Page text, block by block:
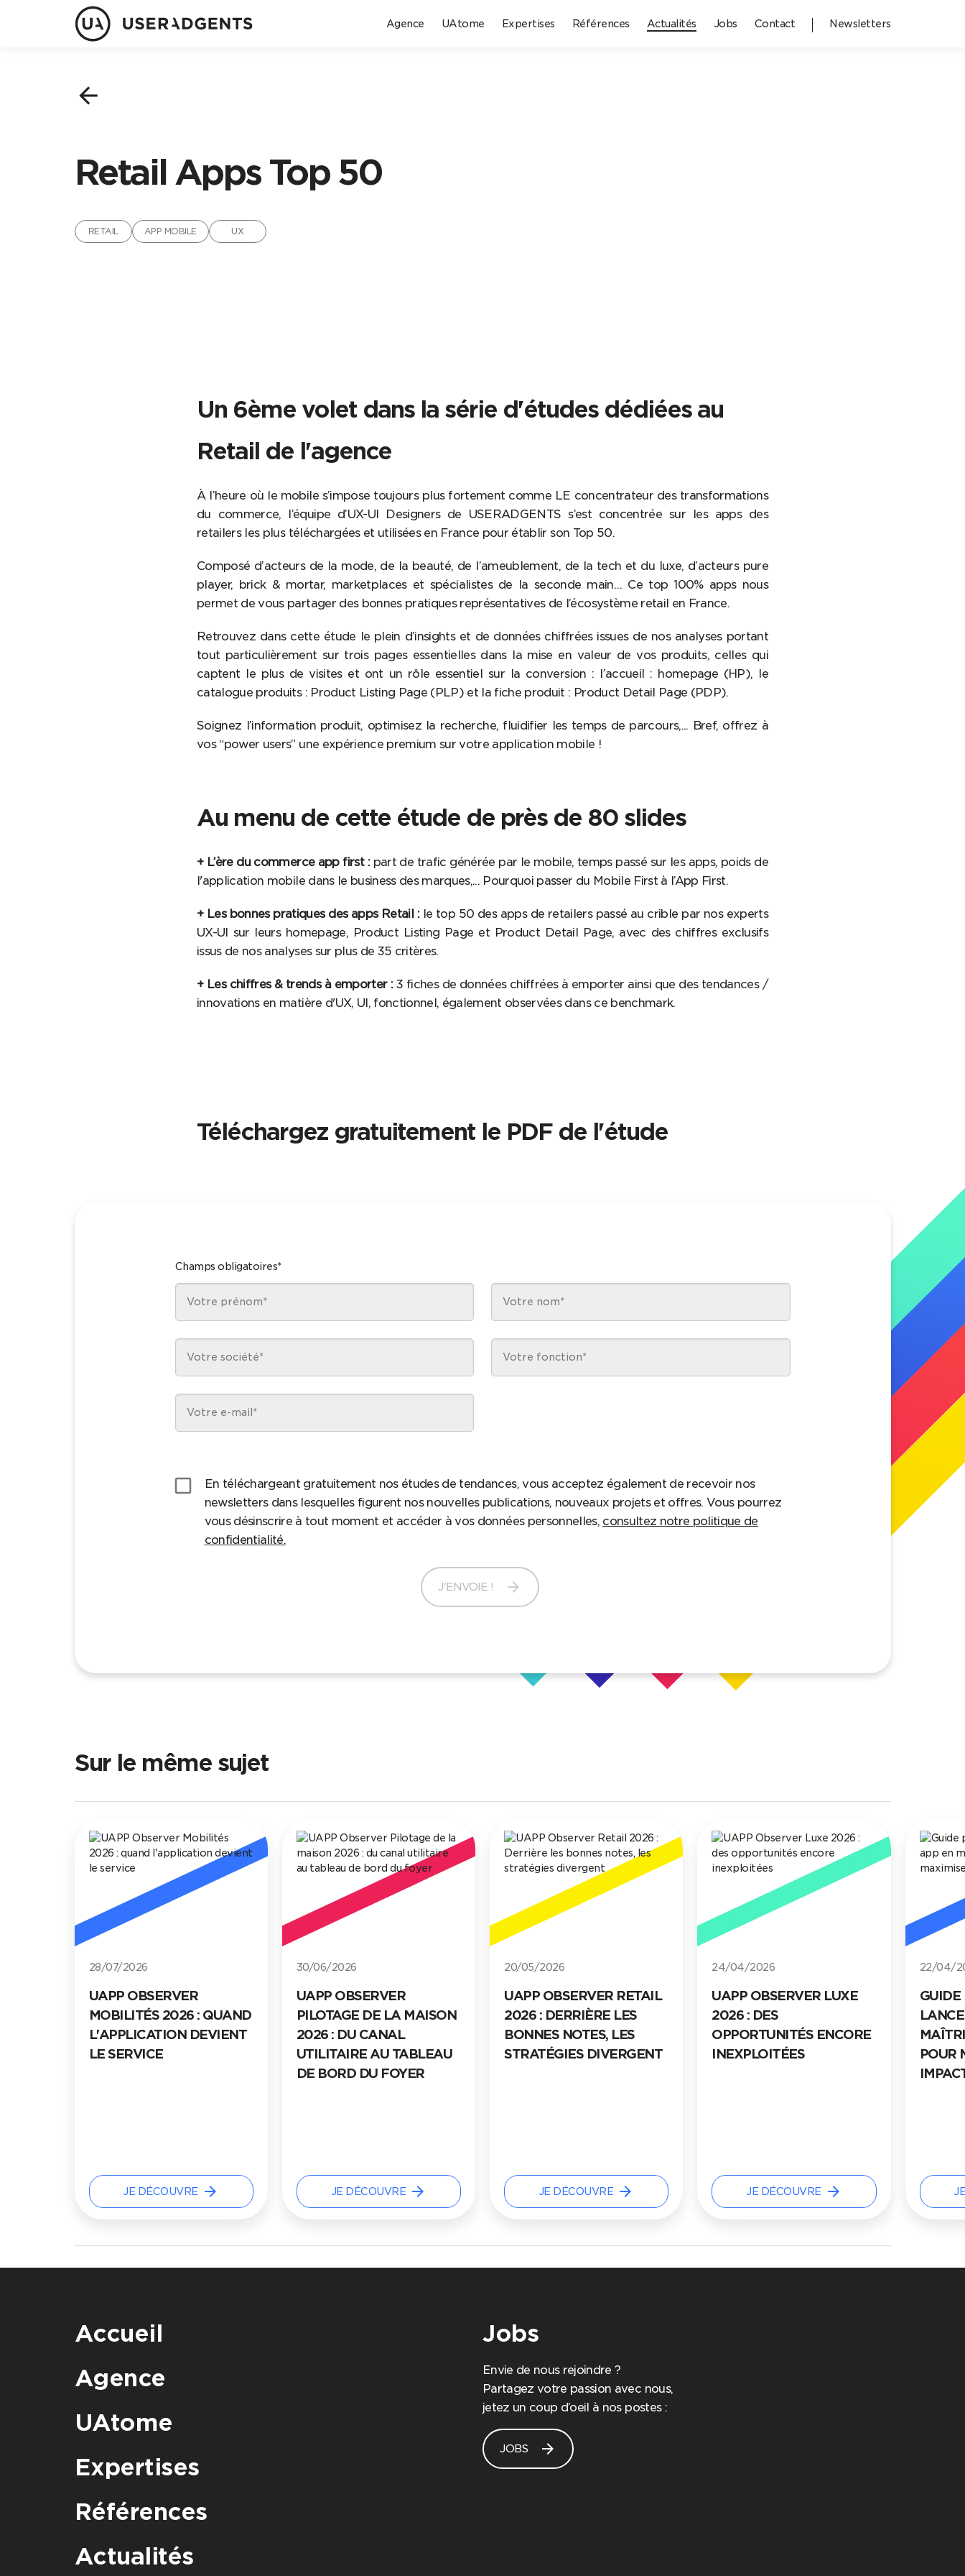
Agence UAtome Expertises Références Actualités Jobs Contact Newsletters
arrow_back
Retail Apps Top 50
RETAIL APP MOBILE UX
Un 6ème volet dans la série d'études dédiées au
Retail de l'agence
À l’heure où le mobile s’impose toujours plus fortement comme LE concentrateur des transformations
du commerce, l’équipe d’UX-UI Designers de USERADGENTS s’est concentrée sur les apps des
retailers les plus téléchargées et utilisées en France pour établir son Top 50.
Composé d’acteurs de la mode, de la beauté, de l’ameublement, de la tech et du luxe, d’acteurs pure
player, brick & mortar, marketplaces et spécialistes de la seconde main… Ce top 100% apps nous
permet de vous partager des bonnes pratiques représentatives de l’écosystème retail en France.
Retrouvez dans cette étude le plein d’insights et de données chiffrées issues de nos analyses portant
tout particulièrement sur trois pages essentielles dans la mise en valeur de vos produits, celles qui
captent le plus de visites et ont un rôle essentiel sur la conversion : l’accueil : homepage (HP), le
catalogue produits : Product Listing Page (PLP) et la fiche produit : Product Detail Page (PDP).
Soignez l’information produit, optimisez la recherche, fluidifier les temps de parcours,... Bref, offrez à
vos “power users” une expérience premium sur votre application mobile !
Au menu de cette étude de près de 80 slides
+ L’ère du commerce app first :part de trafic générée par le mobile, temps passé sur les apps, poids de
l'application mobile dans le business des marques,... Pourquoi passer du Mobile First à l’App First.
+ Les bonnes pratiques des apps Retail : le top 50 des apps de retailers passé au crible par nos experts
UX-UI sur leurs homepage, Product Listing Page et Product Detail Page, avec des chiffres exclusifs
issus de nos analyses sur plus de 35 critères.
+ Les chiffres & trends à emporter :3 fiches de données chiffrées à emporter ainsi que des tendances /
innovations en matière d'UX, UI, fonctionnel, également observées dans ce benchmark.
Téléchargez gratuitement le PDF de l'étude
Champs obligatoires*
check_box_outline_blank
En téléchargeant gratuitement nos études de tendances, vous acceptez également de recevoir nos
newsletters dans lesquelles figurent nos nouvelles publications, nouveaux projets et offres. Vous pourrez
vous désinscrire à tout moment et accéder à vos données personnelles, consultez notre politique de
confidentialité.
J'ENVOIE ! arrow_forward
Sur le même sujet
30/06/2026
UAPP OBSERVER
PILOTAGE DE LA MAISON
2026 : DU CANAL
UTILITAIRE AU TABLEAU
JE DÉCOUVRE arrow_forward
20/05/2026
UAPP OBSERVER RETAIL
2026 : DERRIÈRE LES
BONNES NOTES, LES
STRATÉGIES DIVERGENT
JE DÉCOUVRE arrow_forward
24/04/2026
UAPP OBSERVER LUXE
2026 : DES
OPPORTUNITÉS ENCORE
INEXPLOITÉES
JE DÉCOUVRE arrow_forward
22/04/2026
GUIDE PRATIQUE :
LANCER VOTRE APP EN
MAÎTRISANT LE RISQUE
POUR MAXIMISER SON
JE DÉCOUVRE arrow_forward
25/03/
UAPP
2026 :
Accueil
Agence
UAtome
Expertises
Références
Actualités
Jobs
Envie de nous rejoindre ?
Partagez votre passion avec nous,
jetez un coup d’oeil à nos postes :
JOBS arrow_forward